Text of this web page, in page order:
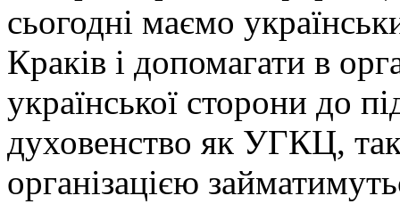
сьогодні маємо
Краків і допомагати в
української сторони до
духовенство як УГКЦ,
організацією